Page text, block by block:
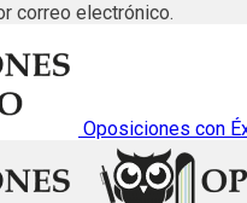
correo electrónico.
Oposiciones con